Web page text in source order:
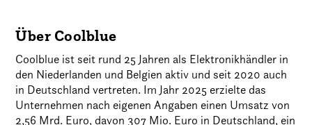
Über Coolblue
Coolblue ist seit rund 25 Jahren als Elektronikhändler in
den Niederlanden und Belgien aktiv und seit 2020 auch
in Deutschland vertreten. Im Jahr 2025 erzielte das
Unternehmen nach eigenen Angaben einen Umsatz von
2,56 Mrd. Euro, davon 307 Mio. Euro in Deutschland, ein